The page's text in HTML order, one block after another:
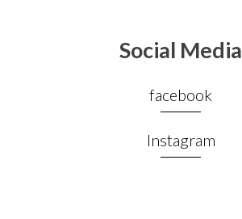
Social Media
facebook
Instagram